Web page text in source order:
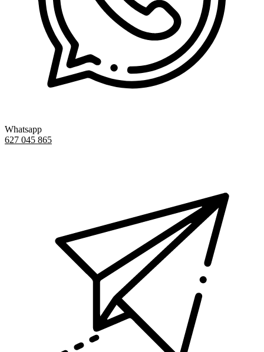
Whatsapp
627 045 865